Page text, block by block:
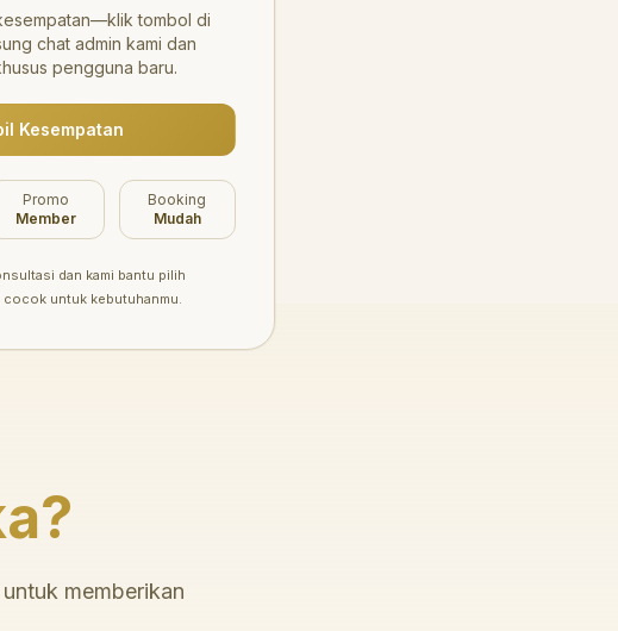
memberikan
tombol di
chat admin kami dan
pengguna baru.
Kesempatan
Promo
Member
Booking
Mudah
dan kami bantu pilih
cocok untuk kebutuhanmu.